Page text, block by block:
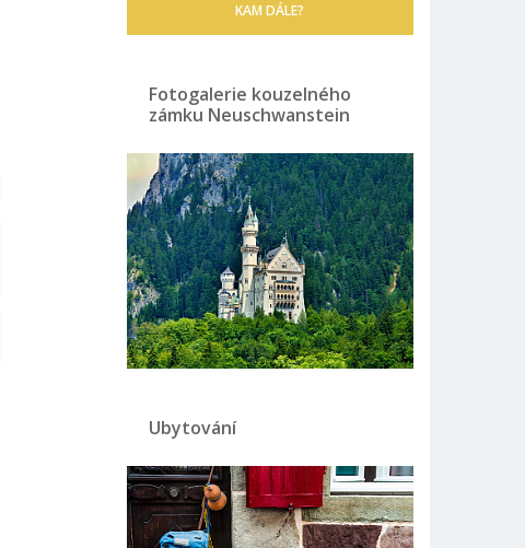
KAM DÁLE?
Fotogalerie kouzelného
zámku Neuschwanstein
Ubytování